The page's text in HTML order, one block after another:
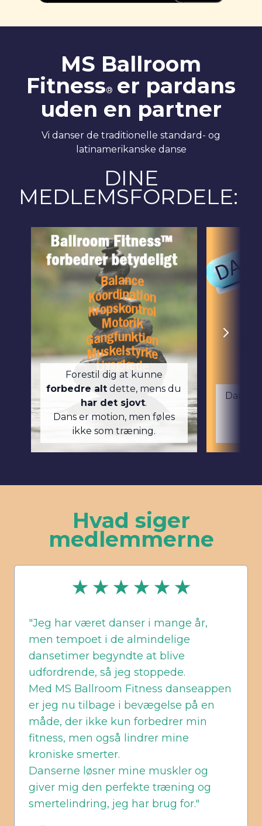
MS Ballroom
Fitness® er pardans
uden en partner
Vi danser de traditionelle standard- og
latinamerikanske danse
DINE
MEDLEMSFORDELE:
Forestil dig at kunne
forbedre alt dette, mens du
har det sjovt.
Dans er motion, men føles
ikke som træning.
Dans
Hvad siger
medlemmerne
★ ★ ★ ★ ★ ★
"Jeg har været danser i mange år,
men tempoet i de almindelige
dansetimer begyndte at blive
udfordrende, så jeg stoppede.
Med MS Ballroom Fitness danseappen
er jeg nu tilbage i bevægelse på en
måde, der ikke kun forbedrer min
fitness, men også lindrer mine
kroniske smerter.
Danserne løsner mine muskler og
giver mig den perfekte træning og
smertelindring, jeg har brug for."